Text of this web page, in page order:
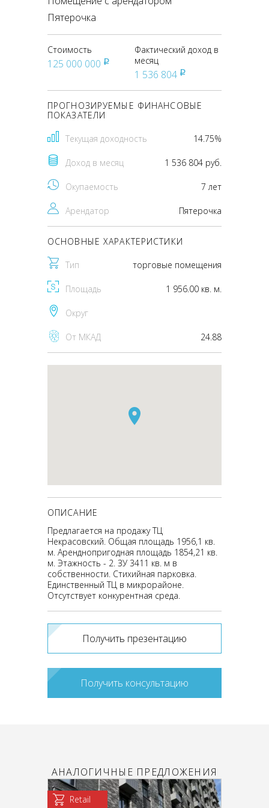
Пятерочка
Стоимость
125 000 000 pуб
Фактический доход в
месяц
1 536 804 pуб
ПРОГНОЗИРУЕМЫЕ ФИНАНСОВЫЕ
ПОКАЗАТЕЛИ
Текущая доходность 14.75%
Доход в месяц 1 536 804 руб.
Окупаемость 7 лет
Арендатор Пятерочка
ОСНОВНЫЕ ХАРАКТЕРИСТИКИ
Тип торговые помещения
Площадь 1 956.00 кв. м.
Округ
От МКАД 24.88
ОПИСАНИЕ
Предлагается на продажу ТЦ
Некрасовский. Общая площадь 1956,1 кв.
м. Аренднопригодная площадь 1854,21 кв.
м. Этажность - 2. ЗУ 3411 кв. м в
собственности. Стихийная парковка.
Единственный ТЦ в микрорайоне.
Отсутствует конкурентная среда.
Получить презентацию
Получить консультацию
АНАЛОГИЧНЫЕ ПРЕДЛОЖЕНИЯ
Retail